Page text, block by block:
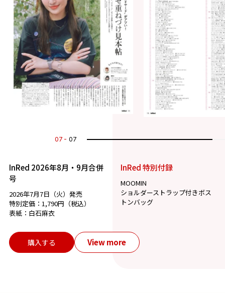
07 07
InRed 2026年8月・9月合併
号
2026年7月7日（火）発売
特別定価：1,790円（税込）
表紙：白石麻衣
InRed 特別付録
MOOMIN
ショルダーストラップ付きボス
トンバッグ
購入する View more